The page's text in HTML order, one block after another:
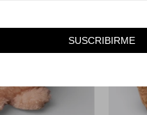
SUSCRIBIRME